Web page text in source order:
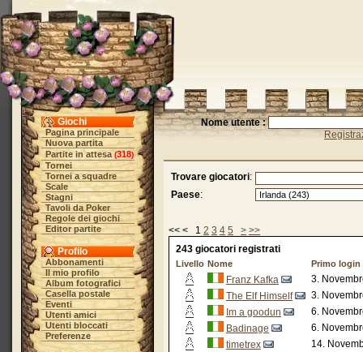
Giochi
Pagina principale
Nuova partita
Partite in attesa (318)
Tornei
Tornei a squadre
Scale
Stagni
Tavoli da Poker
Regole dei giochi
Editor partite
Profilo
Abbonamenti
Il mio profilo
Album fotografici
Casella postale
Eventi
Utenti amici
Utenti bloccati
Preferenze
Nome utente :
Trovare giocatori:
Paese:
<< < 1 2 3 4 5 > >>
243 giocatori registrati
Livello Nome Primo login
Franz Kafka
3.
The Elf Himself
3.
Im a goodun
6.
Badinage
6.
timetrex
14.